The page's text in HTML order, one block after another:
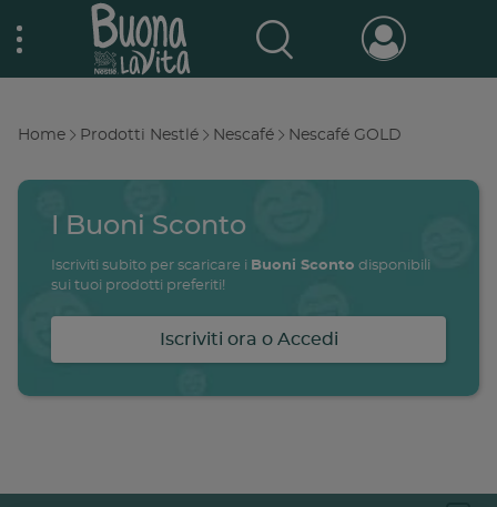
to
Nestlé Buona la vita
Promozioni attive
Archivio promozioni
Buono a sapersi
Home Prodotti Nestlé Nescafé Nescafé GOLD
I Buoni Sconto
Iscriviti subito per scaricare i Buoni Sconto disponibili
sui tuoi prodotti preferiti!
Iscriviti ora o Accedi